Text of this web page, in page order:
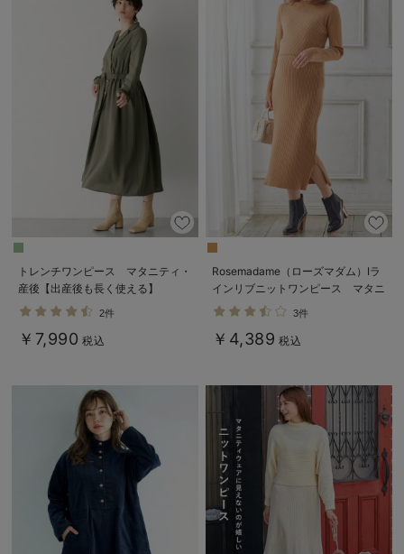
トレンチワンピース マタニティ・
産後【出産後も長く使える】
2件
￥7,990 税込
Rosemadame（ローズマダム）Iラ
インリブニットワンピース マタニ
ティ・産後授乳服【出産後も長く使
3件
￥4,389 税込